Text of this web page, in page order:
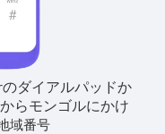
ダイアルパッドか
らモンゴルにかけ
域番号